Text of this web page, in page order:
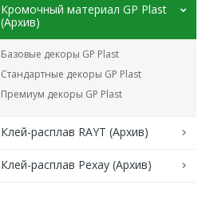
Кромочный материал GP Plast
(Архив)
Базовые декоры GP Plast
Стандартные декоры GP Plast
Премиум декоры GP Plast
Клей-расплав RAYT (Архив)
Клей-расплав Рехау (Архив)